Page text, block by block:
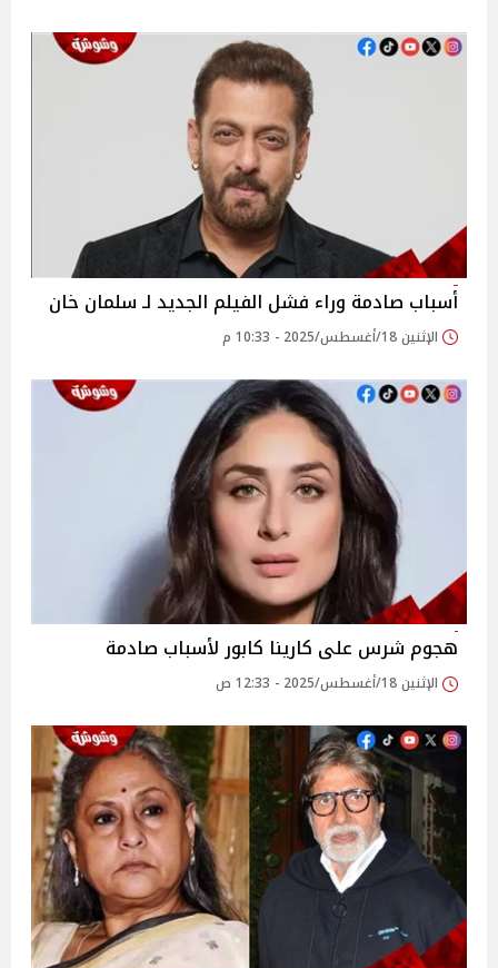
أسباب صادمة وراء فشل الفيلم الجديد لـ سلمان خان
الإثنين 18/أغسطس/2025 - 10:33 م
هجوم شرس على كارينا كابور لأسباب صادمة
الإثنين 18/أغسطس/2025 - 12:33 ص